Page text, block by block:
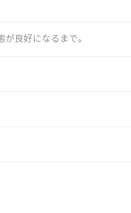
良好になるまで。